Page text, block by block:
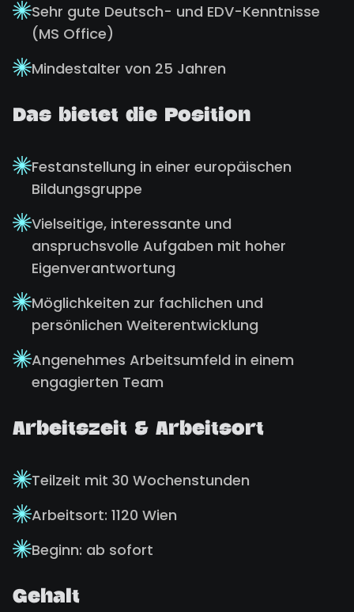
Sehr gute Deutsch- und EDV-Kenntnisse
(MS Office)
Mindestalter von 25 Jahren
Das bietet die Position
Festanstellung in einer europäischen
Bildungsgruppe
Vielseitige, interessante und
anspruchsvolle Aufgaben mit hoher
Eigenverantwortung
Möglichkeiten zur fachlichen und
persönlichen Weiterentwicklung
Angenehmes Arbeitsumfeld in einem
engagierten Team
Arbeitszeit & Arbeitsort
Teilzeit mit 30 Wochenstunden
Arbeitsort: 1120 Wien
Beginn: ab sofort
Gehalt